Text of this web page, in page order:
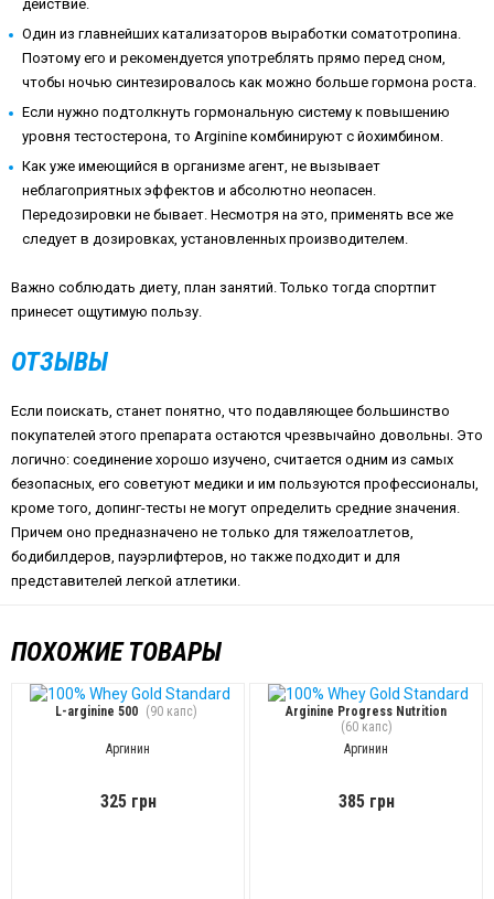
действие.
Один из главнейших катализаторов выработки соматотропина.
Поэтому его и рекомендуется употреблять прямо перед сном,
чтобы ночью синтезировалось как можно больше гормона роста.
Если нужно подтолкнуть гормональную систему к повышению
уровня тестостерона, то Arginine комбинируют с йохимбином.
Как уже имеющийся в организме агент, не вызывает
неблагоприятных эффектов и абсолютно неопасен.
Передозировки не бывает. Несмотря на это, применять все же
следует в дозировках, установленных производителем.
Важно соблюдать диету, план занятий. Только тогда спортпит
принесет ощутимую пользу.
ОТЗЫВЫ
Если поискать, станет понятно, что подавляющее большинство
покупателей этого препарата остаются чрезвычайно довольны. Это
логично: соединение хорошо изучено, считается одним из самых
безопасных, его советуют медики и им пользуются профессионалы,
кроме того, допинг-тесты не могут определить средние значения.
Причем оно предназначено не только для тяжелоатлетов,
бодибилдеров, пауэрлифтеров, но также подходит и для
представителей легкой атлетики.
ПОХОЖИЕ ТОВАРЫ
L-arginine 500 (90 капс)
Аргинин
325 грн
Arginine Progress Nutrition
(60 капс)
Аргинин
385 грн